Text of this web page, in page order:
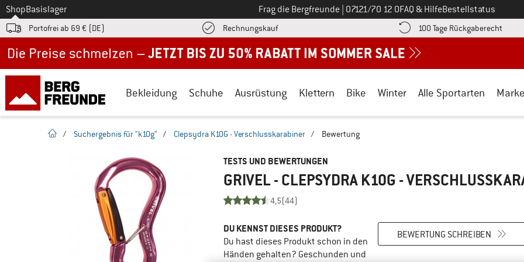
Zum
ShopBasislager Frag die Bergfreunde Ruf uns an unter
07121/70 12 0FAQ & HilfeBestellstatus
Portofrei ab 69 € (DE) RechnungskaufFinde die Zahlungs-Infos hier! Öffnet sich in einer Infobox
100 Tage Rückgaberecht
Bekleidung Schuhe Ausrüstung Klettern Bike Winter Alle Sportarten
Startseite
/ Suchergebnis für "k10g" / Clepsydra K10G - Verschlusskarabiner / Bewertung
TESTS UND BEWERTUNGEN
GRIVEL - CLEPSYDRA K10G -
4,5(44)
DU KENNST DIESES PRODUKT?
Du hast dieses Produkt schon in den
Händen gehalten? Geschunden und
BEWERTUNG SCHREIBEN